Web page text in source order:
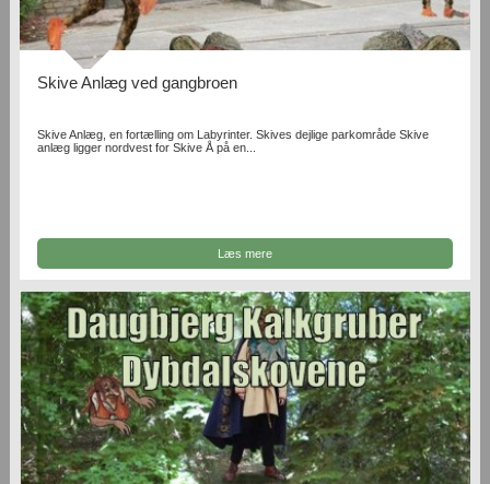
Skive Anlæg ved gangbroen
Skive Anlæg, en fortælling om Labyrinter. Skives dejlige parkområde Skive
anlæg ligger nordvest for Skive Å på en...
Læs mere